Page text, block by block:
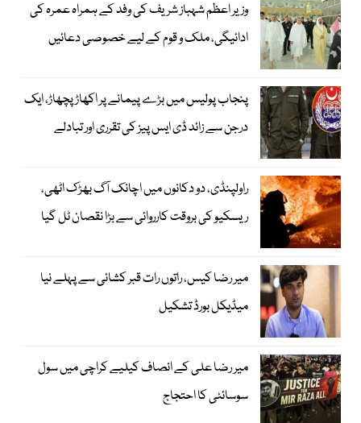
وزیر اعظم شہباز شریف کی وفد کے ہمراہ عمرہ کی
ادائیگی، ملک و قوم کے لیے خصوصی دعائیں
پنجاب پولیس میں بڑے پیمانے پر اکھاڑ پچھاڑ، ایک
درجن سے زائد ڈی ایس پیز کی تقرری اور تبادلے
راولپنڈی، دو دکانوں میں اچانک آگ بھڑک اٹھی،
ریسکیو کی بروقت کارروائی سے بڑا نقصان ٹل گیا
میر رضا کیس، راتوں رات قبر کشائی سے پہلے نیا
میڈیکل بورڈ تشکیل
میر رضا علی کے انصاف کیلیے کراچی میں سول
سوسائٹی کا احتجاج